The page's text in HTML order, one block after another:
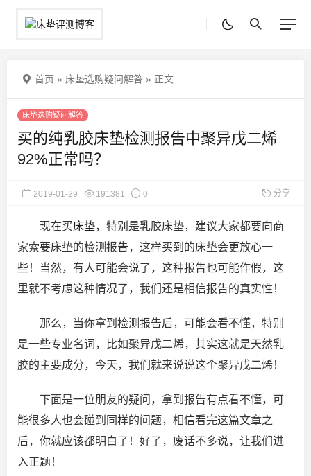
首页 » 床垫选购疑问解答 » 正文
床垫选购疑问解答
买的纯乳胶床垫检测报告中聚异戊二烯
92%正常吗？
2019-01-29 191381 0 分享
现在买床垫，特别是乳胶床垫，建议大家都要向商
家索要床垫的检测报告，这样买到的床垫会更放心一
些！当然，有人可能会说了，这种报告也可能作假，这
里就不考虑这种情况了，我们还是相信报告的真实性！
那么，当你拿到检测报告后，可能会看不懂，特别
是一些专业名词，比如聚异戊二烯，其实这就是天然乳
胶的主要成分，今天，我们就来说说这个聚异戊二烯！
下面是一位朋友的疑问，拿到报告有点看不懂，可
能很多人也会碰到同样的问题，相信看完这篇文章之
后，你就应该都明白了！好了，废话不多说，让我们进
入正题！